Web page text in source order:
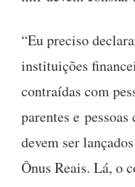
“Eu preciso
instituições
contraídas com
parentes e
devem ser
Ônus Reais. Lá, o